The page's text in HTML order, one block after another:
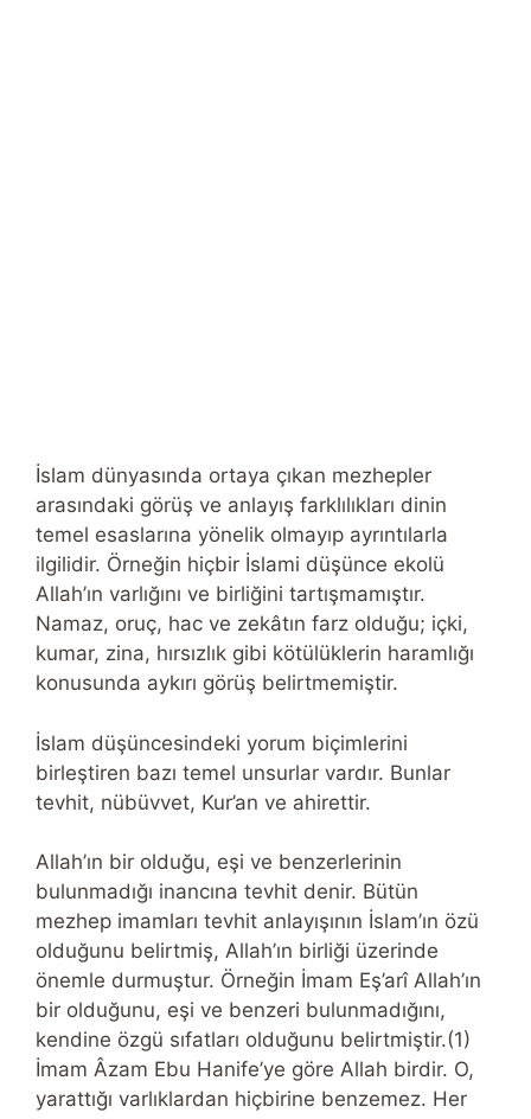
İslam dünyasında ortaya çıkan mezhepler
arasındaki görüş ve anlayış farklılıkları dinin
temel esaslarına yönelik olmayıp ayrıntılarla
ilgilidir. Örneğin hiçbir İslami düşünce ekolü
Allah’ın varlığını ve birliğini tartışmamıştır.
Namaz, oruç, hac ve zekâtın farz olduğu; içki,
kumar, zina, hırsızlık gibi kötülüklerin haramlığı
konusunda aykırı görüş belirtmemiştir.
İslam düşüncesindeki yorum biçimlerini
birleştiren bazı temel unsurlar vardır. Bunlar
tevhit, nübüvvet, Kur’an ve ahirettir.
Allah’ın bir olduğu, eşi ve benzerlerinin
bulunmadığı inancına tevhit denir. Bütün
mezhep imamları tevhit anlayışının İslam’ın özü
olduğunu belirtmiş, Allah’ın birliği üzerinde
önemle durmuştur. Örneğin İmam Eş’arî Allah’ın
bir olduğunu, eşi ve benzeri bulunmadığını,
kendine özgü sıfatları olduğunu belirtmiştir.(1)
İmam Âzam Ebu Hanife’ye göre Allah birdir. O,
yarattığı varlıklardan hiçbirine benzemez. Her